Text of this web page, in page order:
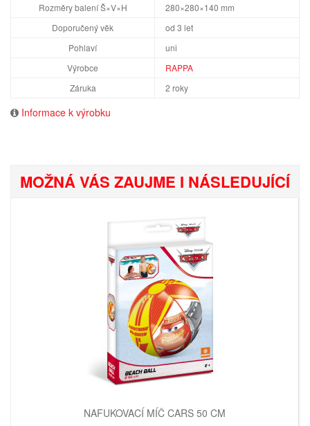
Rozměry balení Š×V×H
280×280×140 mm
Doporučený věk
od 3 let
Pohlaví
uni
Výrobce
RAPPA
Záruka
2 roky
Informace k výrobku
MOŽNÁ VÁS ZAUJME I NÁSLEDUJÍCÍ
NAFUKOVACÍ MÍČ CARS 50 CM